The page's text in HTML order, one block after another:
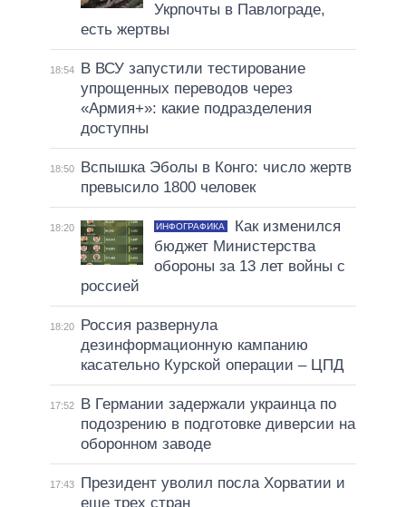
Укрпочты в Павлограде,
есть жертвы
18:54
В ВСУ запустили тестирование
упрощенных переводов через
«Армия+»: какие подразделения
доступны
18:50
Вспышка Эболы в Конго: число жертв
превысило 1800 человек
18:20 ИНФОГРАФИКА
Как изменился
бюджет Министерства
обороны за 13 лет войны с
россией
18:20
Россия развернула
дезинформационную кампанию
касательно Курской операции – ЦПД
17:52
В Германии задержали украинца по
подозрению в подготовке диверсии на
оборонном заводе
17:43
Президент уволил посла Хорватии и
еще трех стран